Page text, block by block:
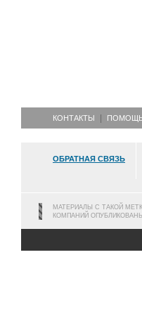
КОНТАКТЫ
ОБРАТНАЯ СВЯЗЬ
МАТЕРИАЛЫ С ТАКОЙ
КОМПАНИЙ